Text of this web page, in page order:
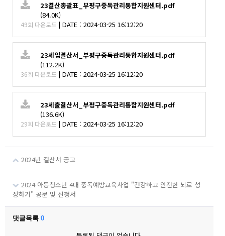
23결산총괄표_부평구중독관리통합지원센터.pdf
(84.0K)
49회 다운로드 | DATE : 2024-03-25 16:12:20
23세입결산서_부평구중독관리통합지원센터.pdf
(112.2K)
36회 다운로드 | DATE : 2024-03-25 16:12:20
23세출결산서_부평구중독관리통합지원센터.pdf
(136.6K)
29회 다운로드 | DATE : 2024-03-25 16:12:20
2024년 결산서 공고
2024 아동청소년 4대 중독예방교육사업 "건강하고 안전한 뇌로 성
장하기" 공문 및 신청서
댓글목록 0